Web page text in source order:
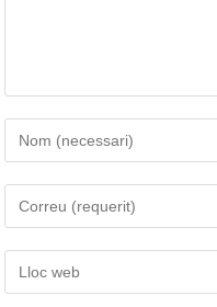
el
vostre
nom
nom
d'usuari
la
vostra
adreça
l'URL